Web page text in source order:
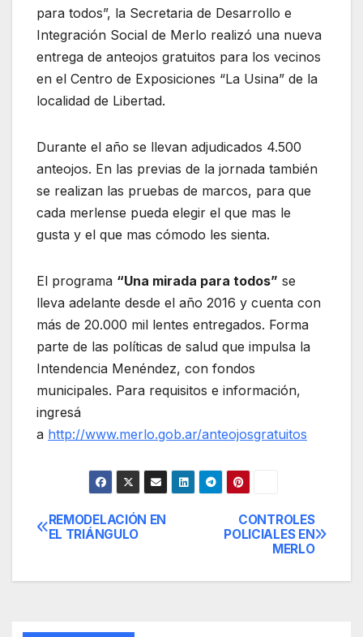
para todos”, la Secretaria de Desarrollo e
Integración Social de Merlo realizó una nueva
entrega de anteojos gratuitos para los vecinos
en el Centro de Exposiciones “La Usina” de la
localidad de Libertad.
Durante el año se llevan adjudicados 4.500
anteojos. En las previas de la jornada también
se realizan las pruebas de marcos, para que
cada merlense pueda elegir el que mas le
gusta y el que mas cómodo les sienta.
El programa “Una mirada para todos” se
lleva adelante desde el año 2016 y cuenta con
más de 20.000 mil lentes entregados. Forma
parte de las políticas de salud que impulsa la
Intendencia Menéndez, con fondos
municipales. Para requisitos e información,
ingresá
a http://www.merlo.gob.ar/anteojosgratuitos
Navegación
CONTROLES
POLICIALES EN
MERLO
REMODELACIÓN EN
EL TRIÁNGULO